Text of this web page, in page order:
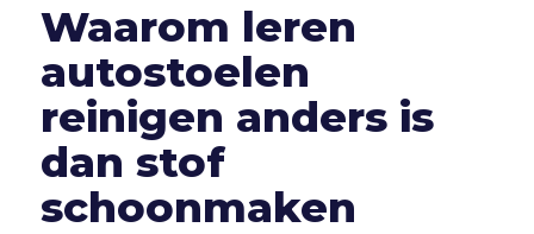
Waarom leren
autostoelen
reinigen anders is
dan stof
schoonmaken